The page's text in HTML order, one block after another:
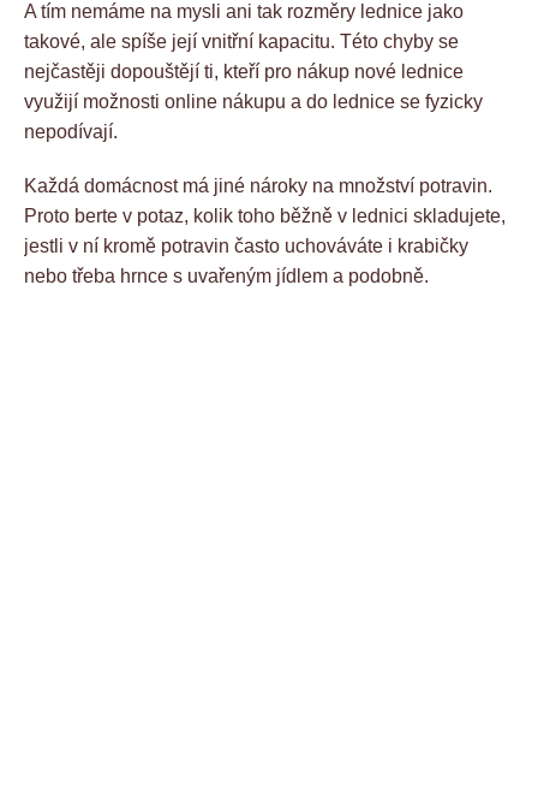
A tím nemáme na mysli ani tak rozměry lednice jako
takové, ale spíše její vnitřní kapacitu. Této chyby se
nejčastěji dopouštějí ti, kteří pro nákup nové lednice
využijí možnosti online nákupu a do lednice se fyzicky
nepodívají.
Každá domácnost má jiné nároky na množství potravin.
Proto berte v potaz, kolik toho běžně v lednici skladujete,
jestli v ní kromě potravin často uchováváte i krabičky
nebo třeba hrnce s uvařeným jídlem a podobně.